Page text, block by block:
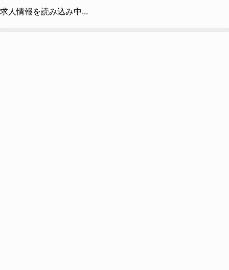
求人情報を読み込み中...